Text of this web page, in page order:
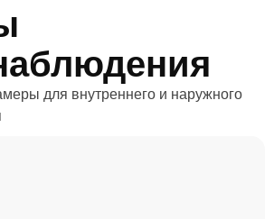
для внутреннего и наружного